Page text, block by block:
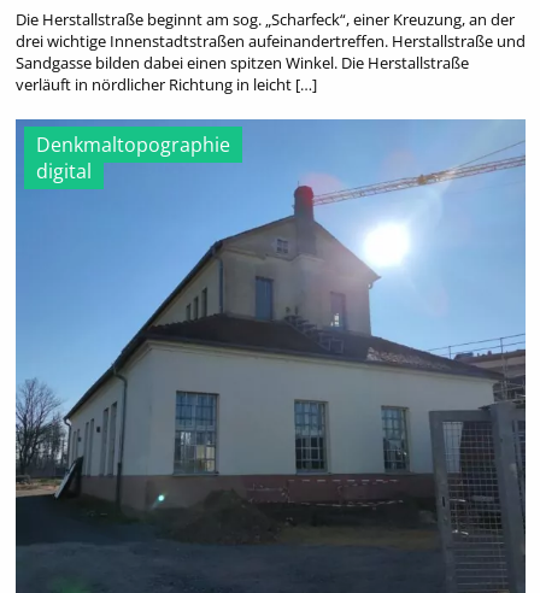
Die Herstallstraße beginnt am sog. „Scharfeck“, einer Kreuzung, an der
drei wichtige Innenstadtstraßen aufeinandertreffen. Herstallstraße und
Sandgasse bilden dabei einen spitzen Winkel. Die Herstallstraße
verläuft in nördlicher Richtung in leicht […]
Denkmaltopographie
digital